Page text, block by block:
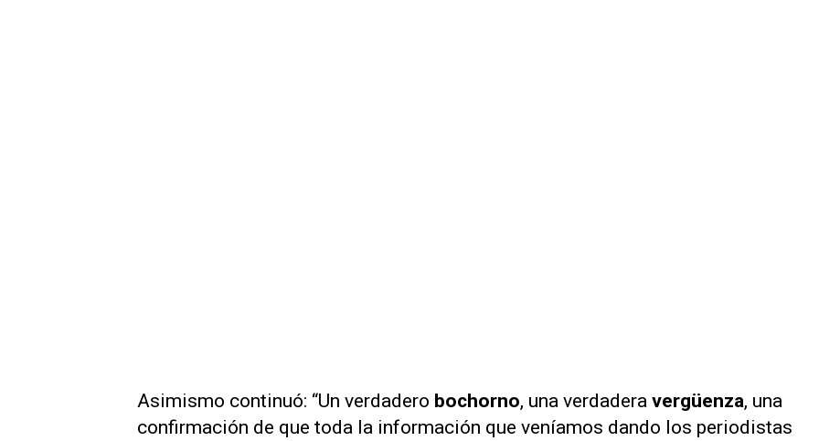
Asimismo continuó: “Un verdadero bochorno, una verdadera vergüenza, una
confirmación de que toda la información que veníamos dando los periodistas